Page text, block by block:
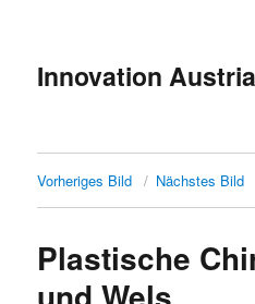
Innovation Austria
Vorheriges Bild Nächstes Bild
Plastische